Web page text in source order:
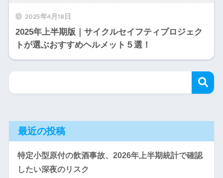
2025年4月18日
2025年上半期版｜サイクルセイフティプロジェク
トが選ぶおすすめヘルメット５選！
最近の投稿
特定小型原付の飲酒事故、2026年上半期統計で確認
したい深夜のリスク